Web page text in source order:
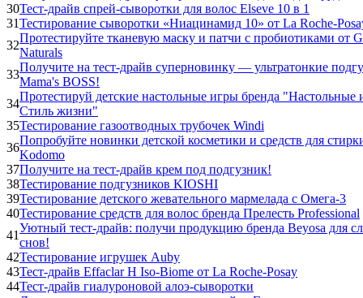
30Тест-драйв спрей-сыворотки для волос Elseve 10 в 1
31Тестирование сыворотки «Ниацинамид 10» от La Roche-
32
Протестируйте тканевую маску и патчи с пробиотиками от
Naturals
33
Получите на тест-драйв суперновинку — ультратонкие
Mama's BOSS!
34
Протестируй детские настольные игры бренда "Настольные
Стиль жизни"
35Тестирование газоотводных трубочек Windi
36
Попробуйте новинки детской косметики и средств для
Kodomo
37Получите на тест-драйв крем под подгузник!
38Тестирование подгузников KIOSHI
39Тестирование детского жевательного мармелада с Омега-3
40Тестирование средств для волос бренда Прелесть Professional
41
Уютный тест-драйв: получи продукцию бренда Beyosa для
снов!
42Тестирование игрушек Auby
43Тест-драйв Effaclar H Iso-Biome от La Roche-Posay
44Тест-драйв гиалуроновой алоэ-сыворотки